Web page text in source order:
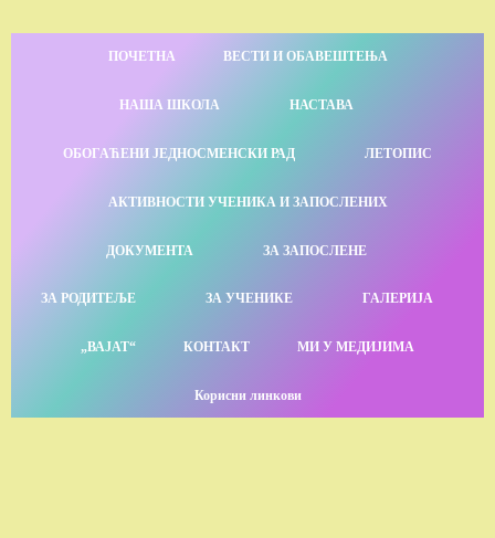
ПОЧЕТНА ВЕСТИ И ОБАВЕШТЕЊА
НАША ШКОЛА НАСТАВА
ОБОГАЋЕНИ ЈЕДНОСМЕНСКИ РАД ЛЕТОПИС
АКТИВНОСТИ УЧЕНИКА И ЗАПОСЛЕНИХ
ДОКУМЕНТА ЗА ЗАПОСЛЕНЕ
ЗА РОДИТЕЉЕ ЗА УЧЕНИКЕ ГАЛЕРИЈА
„ВАЈАТ“ КОНТАКТ МИ У МЕДИЈИМА
Корисни линкови